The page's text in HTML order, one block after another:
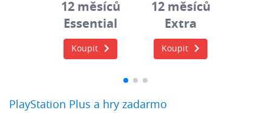
12 měsíců
Essential
Koupit
12 měsíců
Extra
Koupit
PlayStation Plus a hry zadarmo